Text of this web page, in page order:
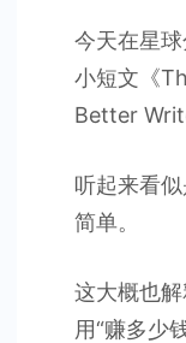
今天在星
小短文《
Better
听起来看
简单。
这大概也
用“赚多少